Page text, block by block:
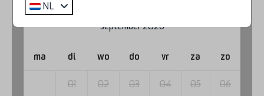
september 2026
ma di wo do vr za zo
01 02 03 04 05 06
NL